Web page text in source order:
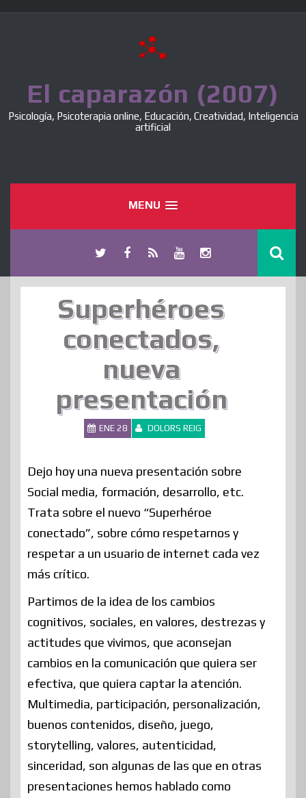
El caparazón (2007)
Psicología, Psicoterapia online, Educación, Creatividad, Inteligencia
artificial
MENU
Superhéroes
conectados,
nueva
presentación
ENE 28 DOLORS REIG
Dejo hoy una nueva presentación sobre
Social media, formación, desarrollo, etc.
Trata sobre el nuevo “Superhéroe
conectado”, sobre cómo respetarnos y
respetar a un usuario de internet cada vez
más crítico.
Partimos de la idea de los cambios
cognitivos, sociales, en valores, destrezas y
actitudes que vivimos, que aconsejan
cambios en la comunicación que quiera ser
efectiva, que quiera captar la atención.
Multimedia, participación, personalización,
buenos contenidos, diseño, juego,
storytelling, valores, autenticidad,
sinceridad, son algunas de las que en otras
presentaciones hemos hablado como